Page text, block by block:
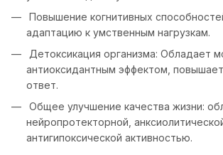
Повышение когнитивных
адаптацию к умственным нагрузкам.​
Детоксикация организма: Обладает
антиоксидантным эффектом,
ответ.​
Общее улучшение качества жизни:
нейропротекторной,
антигипоксической активностью.​